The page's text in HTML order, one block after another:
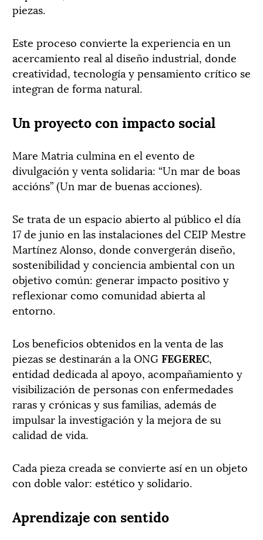
piezas.
Este proceso convierte la experiencia en un
acercamiento real al diseño industrial, donde
creatividad, tecnología y pensamiento crítico se
integran de forma natural.
Un proyecto con impacto social
Mare Matria culmina en el evento de
divulgación y venta solidaria: “Un mar de boas
accións” (Un mar de buenas acciones).
Se trata de un espacio abierto al público el día
17 de junio en las instalaciones del CEIP Mestre
Martínez Alonso, donde convergerán diseño,
sostenibilidad y conciencia ambiental con un
objetivo común: generar impacto positivo y
reflexionar como comunidad abierta al
entorno.
Los beneficios obtenidos en la venta de las
piezas se destinarán a la ONGFEGEREC,
entidad dedicada al apoyo, acompañamiento y
visibilización de personas con enfermedades
raras y crónicas y sus familias, además de
impulsar la investigación y la mejora de su
calidad de vida.
Cada pieza creada se convierte así en un objeto
con doble valor: estético y solidario.
Aprendizaje con sentido